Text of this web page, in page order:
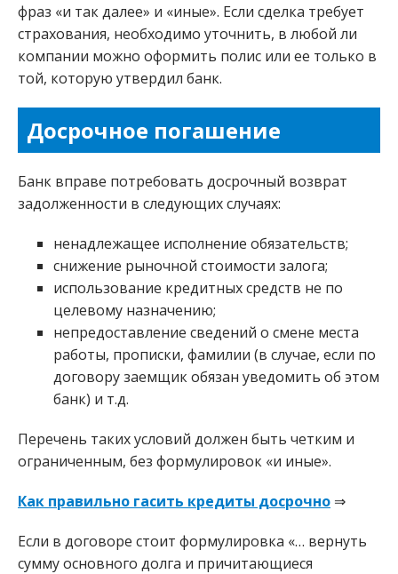
фраз «и так далее» и «иные». Если сделка требует
страхования, необходимо уточнить, в любой ли
компании можно оформить полис или ее только в
той, которую утвердил банк.
Досрочное погашение
Банк вправе потребовать досрочный возврат
задолженности в следующих случаях:
ненадлежащее исполнение обязательств;
снижение рыночной стоимости залога;
использование кредитных средств не по
целевому назначению;
непредоставление сведений о смене места
работы, прописки, фамилии (в случае, если по
договору заемщик обязан уведомить об этом
банк) и т.д.
Перечень таких условий должен быть четким и
ограниченным, без формулировок «и иные».
Как правильно гасить кредиты досрочно ⇒
Если в договоре стоит формулировка «… вернуть
сумму основного долга и причитающиеся